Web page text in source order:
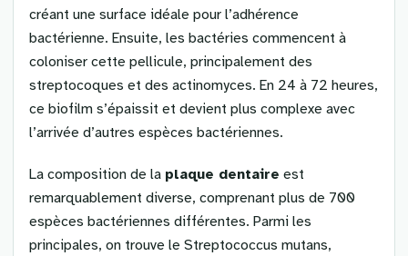
créant une surface idéale pour l’adhérence
bactérienne. Ensuite, les bactéries commencent à
coloniser cette pellicule, principalement des
streptocoques et des actinomyces. En 24 à 72 heures,
ce biofilm s’épaissit et devient plus complexe avec
l’arrivée d’autres espèces bactériennes.
La composition de la plaque dentaire est
remarquablement diverse, comprenant plus de 700
espèces bactériennes différentes. Parmi les
principales, on trouve le Streptococcus mutans,